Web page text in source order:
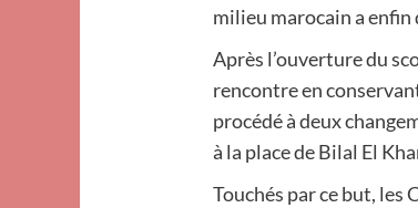
milieu marocain a enfin
Après l’ouverture du
rencontre en
procédé à deux
à la place de Bilal El
Touchés par ce but,